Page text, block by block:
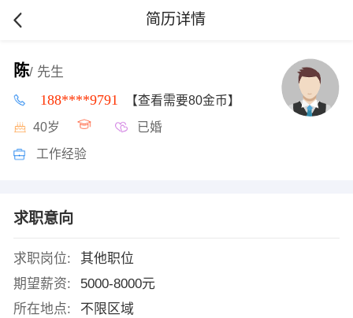
简历详情
陈/ 先生
188****9791 【查看需要80金币】
40岁 已婚
工作经验
求职意向
求职岗位:
其他职位
期望薪资:
5000-8000元
所在地点:
不限区域